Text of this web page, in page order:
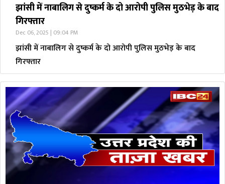
झांसी में नाबालिग से दुष्कर्म के दो आरोपी पुलिस मुठभेड़ के बाद
गिरफ्तार
Dec 06, 2025 | 09:04 PM
झांसी में नाबालिग से दुष्कर्म के दो आरोपी पुलिस मुठभेड़ के बाद
गिरफ्तार